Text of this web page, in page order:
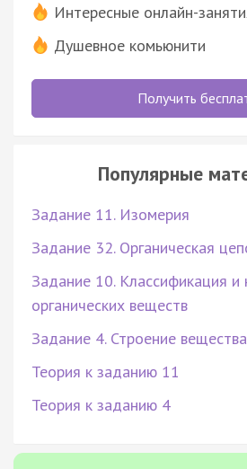
Интересные онлайн-
Душевное комьюнити
Получить
Популярные
Задание 11. Изомерия
Задание 32. Органическая
Задание 10. Классификация и
органических веществ
Задание 4. Строение вещества
Теория к заданию 11
Теория к заданию 4